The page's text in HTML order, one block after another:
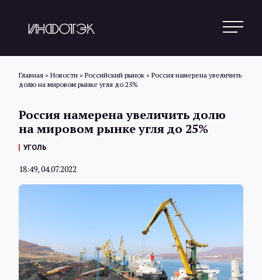
Статьи
Обзоры
Интервью
Главная » Новости » Российский рынок » Россия намерена увеличить
долю на мировом рынке угля до 25%
Россия намерена увеличить долю
на мировом рынке угля до 25%
УГОЛЬ
18:49, 04.07.2022